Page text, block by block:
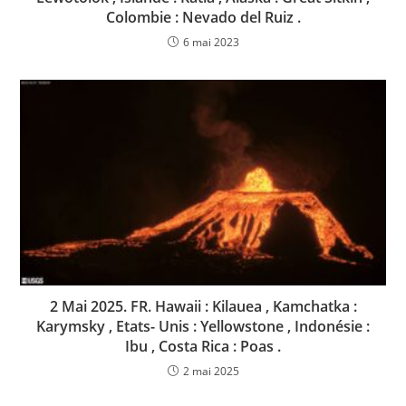
Colombie : Nevado del Ruiz .
6 mai 2023
2 Mai 2025. FR. Hawaii : Kilauea , Kamchatka :
Karymsky , Etats- Unis : Yellowstone , Indonésie :
Ibu , Costa Rica : Poas .
2 mai 2025